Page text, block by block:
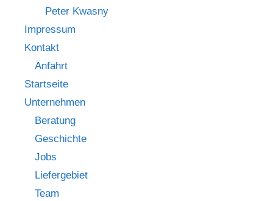
Peter Kwasny
Impressum
Kontakt
Anfahrt
Startseite
Unternehmen
Beratung
Geschichte
Jobs
Liefergebiet
Team